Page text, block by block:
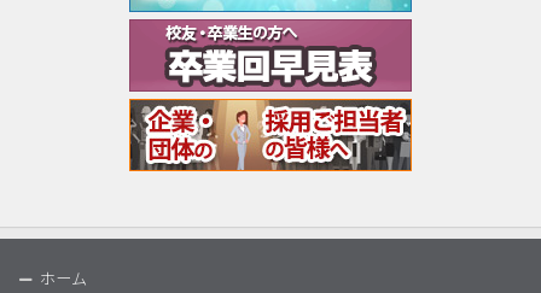
ホーム